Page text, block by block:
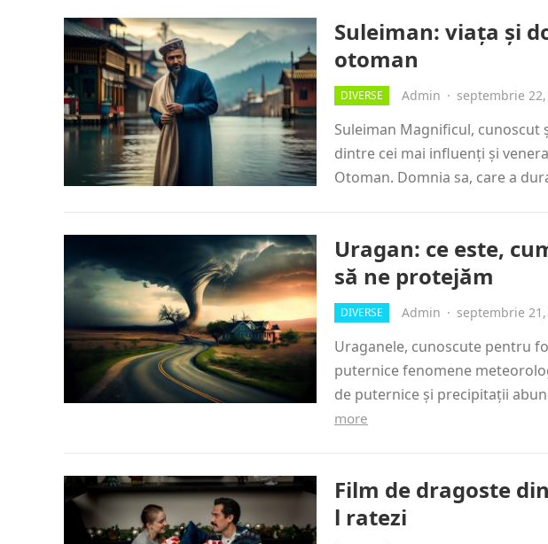
Suleiman: viața și
otoman
DIVERSE Admin · septembrie
Suleiman Magnificul, cunoscut
dintre cei mai influenți și
Otoman. Domnia sa, care a
Uragan: ce este,
să ne protejăm
DIVERSE Admin · septembrie
Uraganele, cunoscute pentru
puternice fenomene
de puternice și precipitații
more
Film de dragoste
l ratezi